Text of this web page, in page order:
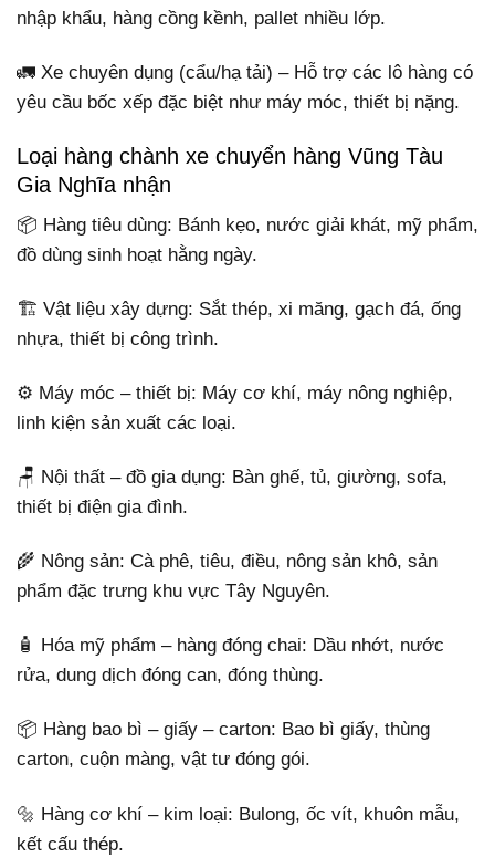
nhập khẩu, hàng cồng kềnh, pallet nhiều lớp.
🚛 Xe chuyên dụng (cẩu/hạ tải) – Hỗ trợ các lô hàng có
yêu cầu bốc xếp đặc biệt như máy móc, thiết bị nặng.
Loại hàng chành xe chuyển hàng Vũng Tàu
Gia Nghĩa nhận
📦 Hàng tiêu dùng: Bánh kẹo, nước giải khát, mỹ phẩm,
đồ dùng sinh hoạt hằng ngày.
🏗️ Vật liệu xây dựng: Sắt thép, xi măng, gạch đá, ống
nhựa, thiết bị công trình.
⚙️ Máy móc – thiết bị: Máy cơ khí, máy nông nghiệp,
linh kiện sản xuất các loại.
🪑 Nội thất – đồ gia dụng: Bàn ghế, tủ, giường, sofa,
thiết bị điện gia đình.
🌾 Nông sản: Cà phê, tiêu, điều, nông sản khô, sản
phẩm đặc trưng khu vực Tây Nguyên.
🧴 Hóa mỹ phẩm – hàng đóng chai: Dầu nhớt, nước
rửa, dung dịch đóng can, đóng thùng.
📦 Hàng bao bì – giấy – carton: Bao bì giấy, thùng
carton, cuộn màng, vật tư đóng gói.
🔩 Hàng cơ khí – kim loại: Bulong, ốc vít, khuôn mẫu,
kết cấu thép.